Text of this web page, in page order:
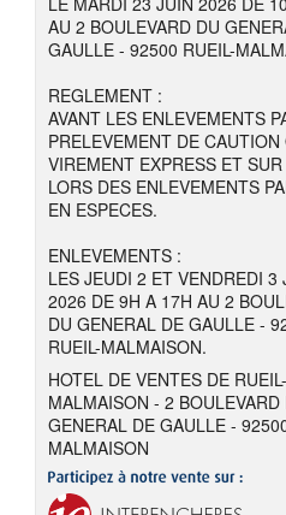
AU 2 BOULEVARD DU
GAULLE - 92500 RUEIL-
REGLEMENT :
AVANT LES ENLEVEMENTS
PRELEVEMENT DE CAUTION
VIREMENT EXPRESS ET
LORS DES ENLEVEMENTS
EN ESPECES.
ENLEVEMENTS :
LES JEUDI 2 ET VENDREDI 3
2026 DE 9H A 17H AU 2
DU GENERAL DE GAULLE -
RUEIL-MALMAISON.
HOTEL DE VENTES DE RUEIL-
MALMAISON - 2 BOULEVARD
GENERAL DE GAULLE -
MALMAISON